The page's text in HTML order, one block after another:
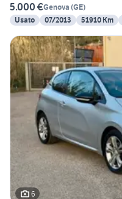
5.000 €Genova (GE)
Usato
07/2013 51910 Km
6